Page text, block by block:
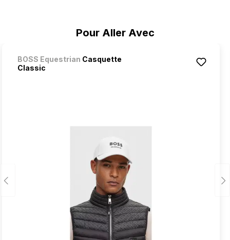
Pour Aller Avec
BOSS Equestrian Casquette
Classic